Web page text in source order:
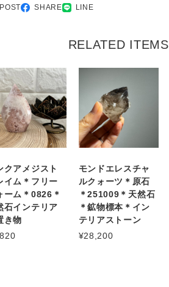
POST SHARE LINE
RELATED ITEMS
クアメジスト
イム＊フリー
ーム＊0826＊
石インテリア
き物
モンドエレスチャ
ルクォーツ＊原石
＊251009＊天然石
＊鉱物標本＊イン
テリアストーン
¥28,200